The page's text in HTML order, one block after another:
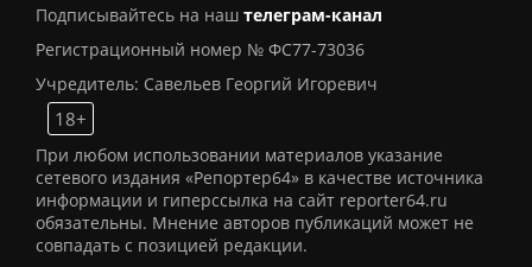
Подписывайтесь на наш телеграм-канал
Регистрационный номер № ФС77-73036
Учредитель: Савельев Георгий Игоревич
18+
При любом использовании материалов указание
сетевого издания «Репортер64» в качестве источника
информации и гиперссылка на сайт reporter64.ru
обязательны. Мнение авторов публикаций может не
совпадать с позицией редакции.